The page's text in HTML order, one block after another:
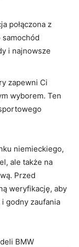
połączona z
i ⁣najnowsze
zapewni Ci
​wyborem. Ten
niemieckiego,
ale także na
Przed
weryfikację, aby
godny zaufania
BMW